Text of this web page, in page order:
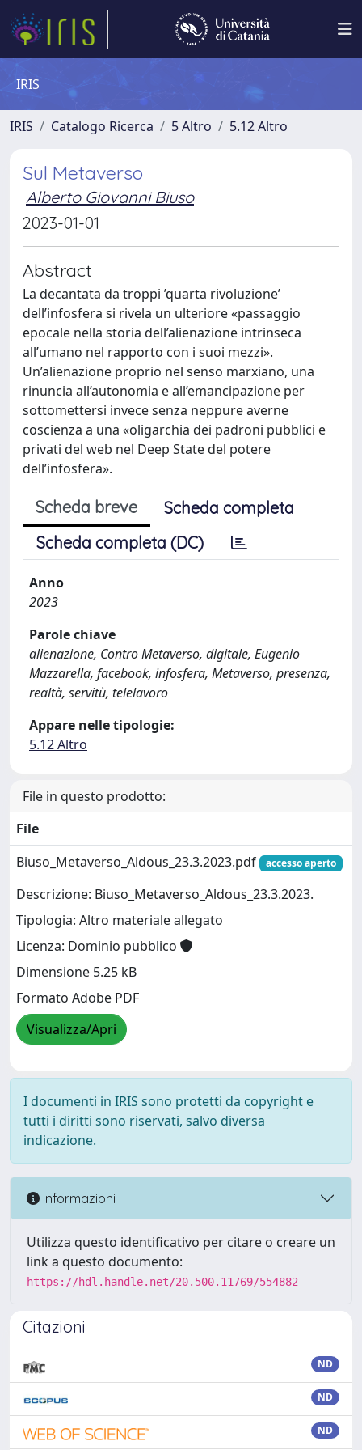
IRIS
IRIS Catalogo Ricerca 5 Altro 5.12 Altro
Sul Metaverso
Alberto Giovanni Biuso
2023-01-01
Abstract
La decantata da troppi ’quarta rivoluzione’
dell’infosfera si rivela un ulteriore «passaggio
epocale nella storia dell’alienazione intrinseca
all’umano nel rapporto con i suoi mezzi».
Un’alienazione proprio nel senso marxiano, una
rinuncia all’autonomia e all’emancipazione per
sottomettersi invece senza neppure averne
coscienza a una «oligarchia dei padroni pubblici e
privati del web nel Deep State del potere
dell’infosfera».
Scheda breve
Scheda completa
Scheda completa (DC)
Anno
2023
Parole chiave
alienazione, Contro Metaverso, digitale, Eugenio
Mazzarella, facebook, infosfera, Metaverso, presenza,
realtà, servitù, telelavoro
Appare nelle tipologie:
5.12 Altro
File in questo prodotto:
File
Biuso_Metaverso_Aldous_23.3.2023.pdf
accesso aperto
Descrizione: Biuso_Metaverso_Aldous_23.3.2023.
Tipologia: Altro materiale allegato
Licenza: Dominio pubblico
Dimensione 5.25 kB
Formato Adobe PDF
Visualizza/Apri
I documenti in IRIS sono protetti da copyright e
tutti i diritti sono riservati, salvo diversa
indicazione.
Informazioni
Utilizza questo identificativo per citare o creare un
link a questo documento:
https://hdl.handle.net/20.500.11769/554882
Citazioni
ND
ND
ND